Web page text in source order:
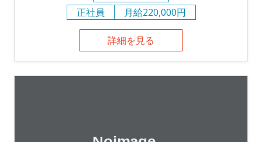
正社員
月給220,000円
詳細を見る